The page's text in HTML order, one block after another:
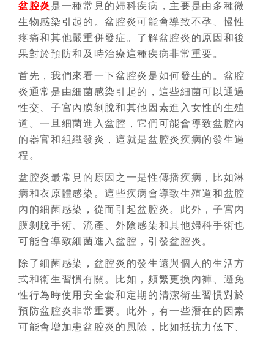
盆腔炎是一種常見的婦科疾病，主要是由多種微
生物感染引起的。盆腔炎可能會導致不孕、慢性
疼痛和其他嚴重併發症。了解盆腔炎的原因和後
果對於預防和及時治療這種疾病非常重要。
首先，我們來看一下盆腔炎是如何發生的。盆腔
炎通常是由細菌感染引起的，這些細菌可以通過
性交、子宮內膜剝脫和其他因素進入女性的生殖
道。一旦細菌進入盆腔，它們可能會導致盆腔內
的器官和組織發炎，這就是盆腔炎疾病的發生過
程。
盆腔炎最常見的原因之一是性傳播疾病，比如淋
病和衣原體感染。這些疾病會導致生殖道和盆腔
內的細菌感染，從而引起盆腔炎。此外，子宮內
膜剝脫手術、流產、外陰感染和其他婦科手術也
可能會導致細菌進入盆腔，引發盆腔炎。
除了細菌感染，盆腔炎的發生還與個人的生活方
式和衛生習慣有關。比如，頻繁更換內褲、避免
性行為時使用安全套和定期的清潔衛生習慣對於
預防盆腔炎非常重要。此外，有一些潛在的因素
可能會增加患盆腔炎的風險，比如抵抗力低下、